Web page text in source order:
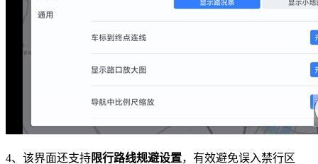
4、该界面还支持限行路线规避设置，有效避免误入禁行区